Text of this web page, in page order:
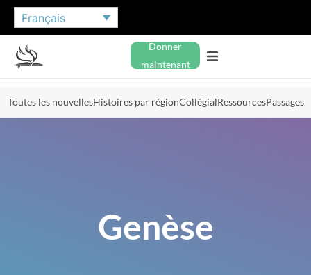
Français
Donner
maintenant
Toutes les nouvellesHistoires par régionCollégialRessourcesPassages
Genèse